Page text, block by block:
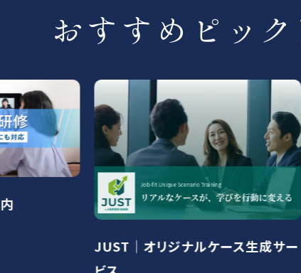
おすすめピッ
JUST｜オリジナルケース生成サー
フ
のご